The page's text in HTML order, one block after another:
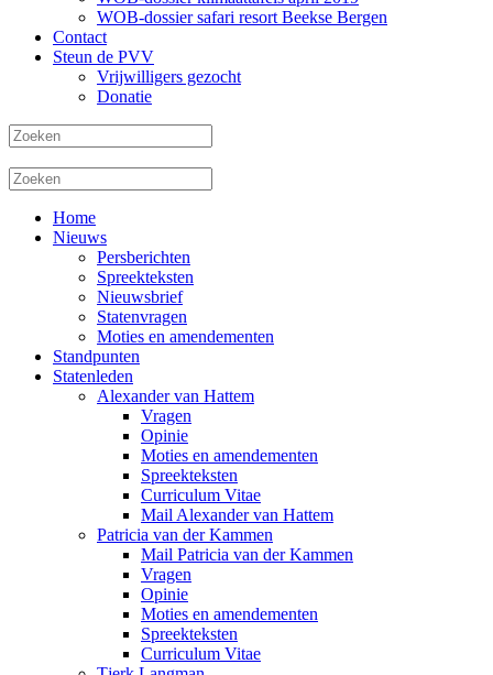
WOB-dossier safari resort Beekse Bergen
Contact
Steun de PVV
Vrijwilligers gezocht
Donatie
Home
Nieuws
Persberichten
Spreekteksten
Nieuwsbrief
Statenvragen
Moties en amendementen
Standpunten
Statenleden
Alexander van Hattem
Vragen
Opinie
Moties en amendementen
Spreekteksten
Curriculum Vitae
Mail Alexander van Hattem
Patricia van der Kammen
Mail Patricia van der Kammen
Vragen
Opinie
Moties en amendementen
Spreekteksten
Curriculum Vitae